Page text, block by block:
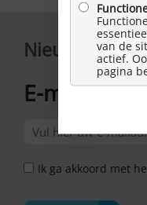
Nieuwsbrief
E-mailadres
Ik ga akkoord met
van de
actief.
pagina